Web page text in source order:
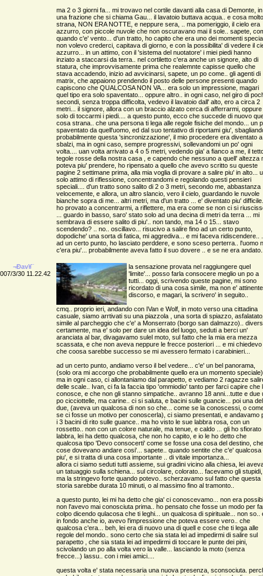
ma 2 o 3 giorni fa... mi trovavo nel cortile davanti alla casa di Demonte, in
una frazione che si chiama Gau... il lavatoio buttava acqua.. e cosa molto
strana, NON ERA NOTTE, e neppure sera, .. ma pomeriggio, il cielo era
azzurro, con piccole nuvole che non oscuravano mai il sole.. sapete,
quando c'e' vento... d'un tratto, ho capito che era uno dei momenti
non volevo crederci, capitava di giorno, e con la possibilita' di vedere il
azzurro... in un attimo, con il 'sistema del nuotatore' i miei piedi hanno
inziato a staccarsi da terra.. nel cortiletto c'era anche un signore, alto di
statura, che improvvisamente prima che realemnte capisse quello che
stava accadendo, inizio ad avvicinarsi, sapete, un po come.. gli agenti di
matrix, che appaiono prendendo il posto delle persone presenti quando
capiscono che QUALCOSA NON VA... era solo un impressione, magari
quel tipo era solo spaventato... oppure altro.. in ogni caso, nel giro di
secondi, senza troppa difficolta, vedevo il lavatoio dall' alto, ero a circa 2
metri... il signore, allora con un braccio alzato cerca di afferrarmi, oppure
solo di toccarmi i piedi.... a questo punto, ecco che succede di nuovo
cosa strana.. che una persona ti lega alle regole fisiche del mondo... un
spaventato da quell'uomo, ed dal suo tentativo di riportami giu',
probabilmente questa 'sincronizzazione', il mio procedere era diventato a
sbalzi, ma in ogni caso, sempre progressivi, sollevandomi un po' ogni
volta.... uan volta arrivato a 4 o 5 metri, vedendo gia' a fianco a me, il
tegole rosse della nostra casa , e capendo che nessuno a quell' altezza
poteva piu' prendere, ho ripensato a quello che avevo scritto su queste
pagine 2 settimane prima, alla mia voglia di provare a salire piu' in alto...
solo attimo di riflessione, concentrandomi e regolando questi pensieri
speciali.... d'un tratto sono salito di 2 o 3 metri, secondo me, abbastanza
velocemente, e allora, un altro slancio, vero il cielo, guardando le nuvole
bianche sopra di me... altri metri, ma d'un tratto ... e' diventato piu' difficile...
ho provato a concentrarmi, a riflettere, ma era come se non ci si
... guardo in basso, saro' stato solo ad una decina di metri da terra ... mi
sembrava di essere salito di piu'.. non tando, ma 14 o 15... stavo
scendendo? .. no.. oscillavo... risucivo a salire fino ad un certo punto,
dopodiche' una sorta di fatica, mi aggrediva... e mi faceva ridiscendere.. .
ad un certo punto, ho lasciato perddere, e sono sceso perterra.. l'uomo
c'era piu'... probabilmente aveva fatto il suo dovere .. e se ne era andato...
¬Ðav¥¨
3/30 11.22.42
la sensazione provata nel raggiungere quel
'limite'... posso farla consocere meglio un po a
tutti... oggi, scrivendo queste pagine, mi sono
ricordato di una cosa simile, ma non e'
discorso, e magari, la scrivero' in seguito..
cmq.. proprio ieri, andando con IVan e Wolf, in moto verso una cittadina
casuale, siamo arrtivati su una piazzola , una sorta di spiazzo, asfalatato,
simile al parcheggio che c'e' a Monserrato (borgo san dalmazzo)..
certamente, ma e' solo per dare un idea del luogo, seduti a berci un'
aranciata al bar, divagavamo sulel moto, sul fatto che la mia era mezza
scassata, e che non aveva neppure le frecce posteriori ... e mi chiedevo
che coosa sarebbe successo se mi avessero fermato i carabinieri...
ad un certo punto, andiamo verso il bel vedere... c'e' un bel panorama,
(solo ora mi accorgo che probabilmente quello era un momento speciale),
ma in ogni caso, ci allontaniamo dal parapetto, e vediamo 2 ragazze
delle scale.. Ivan, ci fa la faccia tipo 'ommiodio' tanto per farci capire che
conosce, e che non gli stanno simpatiche.. avranno 18 anni...tutte e due
po cicciottelle, ma carine.. ci si saluta, e bacini sulle guancie... poi una
due, (aveva un qualcosa di non so che... come se la conoscessi, o
se ci fosse un motivo per conoscerla), ci siamo presentati, e andavamo
i 3 bacini di rito sulle guance.. ma ho visto le sue labbra rosa, con un
rossetto.. non con un colore naturale, ma tenue, e caldo ... gli ho sfiorato
labbra, lei ha detto qualcosa, che non ho capito, e io le ho detto che
qualcosa tipo 'Devo consocerti' come se fosse una cosa del destino,
cose dovevano andare cosi'... sapete.. quando sentite che c'e' qualcosa
piu', e si tratta di una cosa importante .. di vitale importanza...
allora ci siamo seduti tutti assieme, sui gradini vicino alla chiesa, lei
un tatuaggio sulla schiena... sul circolare, colorato... facevamo gli stupidi,
ma la stringevo forte quando potevo.. scherzavamo sul fatto che questa
storia sarebbe durata 10 minuti, o al massimo fino al tramonto..
a questo punto, lei mi ha detto che gia' ci conoscevamo... non era
non l'avevo mai conosciuta prima.. ho pensato che fosse un modo per
colpo dicendo qulacosa che ti leghi... un qualcosa di spirituale... non so..
in fondo anche io, avevo l'impressione che poteva essere vero.. che
qualcosa c'era... beh, lei era di nuovo una di quell e cose che ti lega alle
regole del mondo.. sono certo che sia stata lei ad impedirmi di salire sul
parapetto , che sia stata lei ad impedirmi di toccare le punte dei pini,
scivolando un po alla volta vero la valle... lasciando la moto (senza
frecce...) lassu.. con i miei amici....
questa volta e' stata necessaria una nuova presenza, sconsociuta.